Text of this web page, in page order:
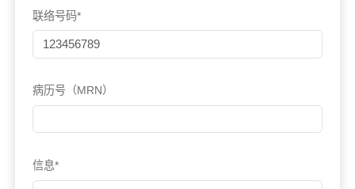
联络号码*
病历号（MRN）
信息*